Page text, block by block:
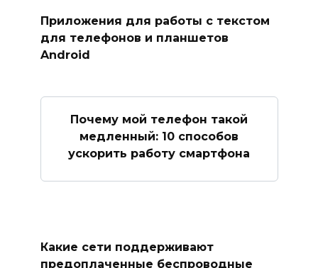
Приложения для работы с текстом
для телефонов и планшетов
Android
Почему мой телефон такой
медленный: 10 способов
ускорить работу смартфона
Какие сети поддерживают
предоплаченные беспроводные